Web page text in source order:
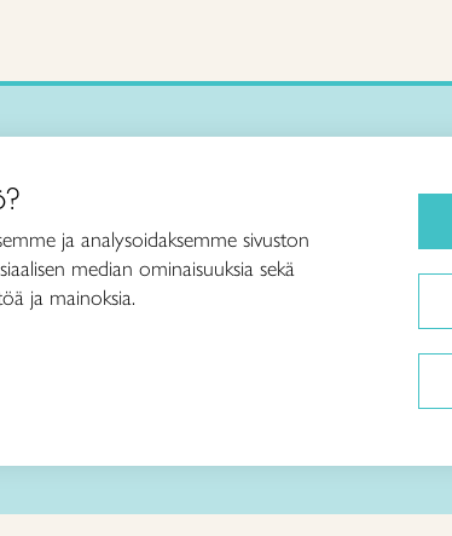
Taito ry
Käsityöohjeet
Me olemme Taito
ja analysoidaksemme sivuston
median ominaisuuksia sekä
ja mainoksia.